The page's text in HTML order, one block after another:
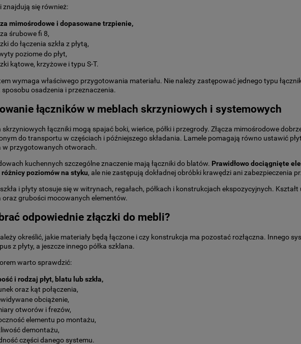
znajdują się również:
mimośrodowe i dopasowane trzpienie,
śrubowe fi 8,
do łączenia szkła z płytą,
poziome do płyt,
kątowe, krzyżowe i typu S-T.
wymaga właściwego przygotowania materiału. Nie należy zastępować jednego typu
osadzenia i przeznaczenia.
łączników w meblach skrzyniowych i systemowych
skrzyniowych łączniki mogą spajać boki, wieńce, półki i przegrody. Złącza mimośrodowe
do transportu w częściach i późniejszego składania. Lamele pomagają równo ustawić
w przygotowanych otworach.
kuchennych szczególne znaczenie mają łączniki do blatów. Prawidłowo dociągnięte
poziomów na styku, ale nie zastępują dokładnej obróbki krawędzi ani zabezpieczenia
i płyty stosuje się w witrynach, regałach, półkach i konstrukcjach ekspozycyjnych.
oraz grubości mocowanych elementów.
odpowiednie złączki do mebli?
określić, jakie materiały będą łączone i czy konstrukcja ma pozostać rozłączna. Innego
z płyty, a jeszcze innego półka szklana.
warto sprawdzić:
i rodzaj płyt, blatu lub szkła,
oraz kąt połączenia,
obciążenie,
otworów i frezów,
elementu po montażu,
demontażu,
części danego systemu.